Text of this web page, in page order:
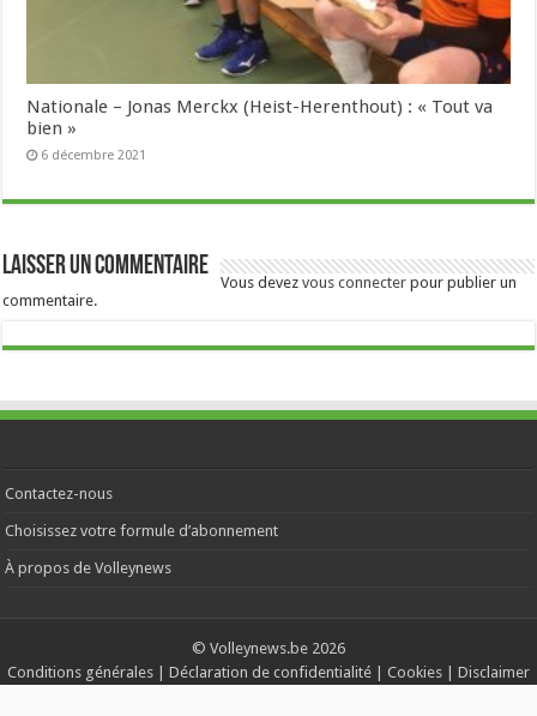
Nationale – Jonas Merckx (Heist-Herenthout) : « Tout va
bien »
6 décembre 2021
Laisser un commentaire
Vous devezvous connecter pour publier un
commentaire.
Contactez-nous
Choisissez votre formule d’abonnement
À propos de Volleynews
© Volleynews.be 2026
Conditions générales
Déclaration de confidentialité Cookies Disclaimer